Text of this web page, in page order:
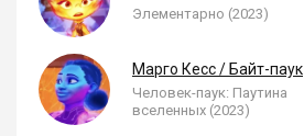
Элементарно (2023)
Марго Кесс / Байт-паук
Человек-паук: Паутина
вселенных (2023)